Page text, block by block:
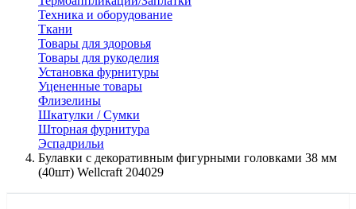
Техника и оборудование
Ткани
Товары для здоровья
Товары для рукоделия
Установка фурнитуры
Уцененные товары
Флизелины
Шкатулки / Сумки
Шторная фурнитура
Эспадрильи
Булавки с декоративным фигурными головками 38 мм
(40шт) Wellcraft 204029